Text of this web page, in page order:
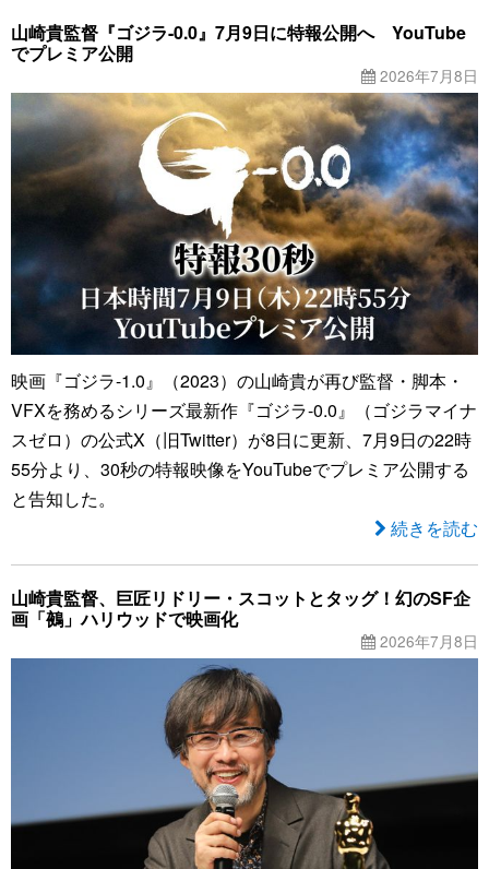
山崎貴監督『ゴジラ-0.0』7月9日に特報公開へ YouTube
でプレミア公開
2026年7月8日
映画『ゴジラ-1.0』（2023）の山崎貴が再び監督・脚本・
VFXを務めるシリーズ最新作『ゴジラ-0.0』（ゴジラマイナ
スゼロ）の公式X（旧Twitter）が8日に更新、7月9日の22時
55分より、30秒の特報映像をYouTubeでプレミア公開する
と告知した。
続きを読む
山崎貴監督、巨匠リドリー・スコットとタッグ！幻のSF企
画「鵺」ハリウッドで映画化
2026年7月8日